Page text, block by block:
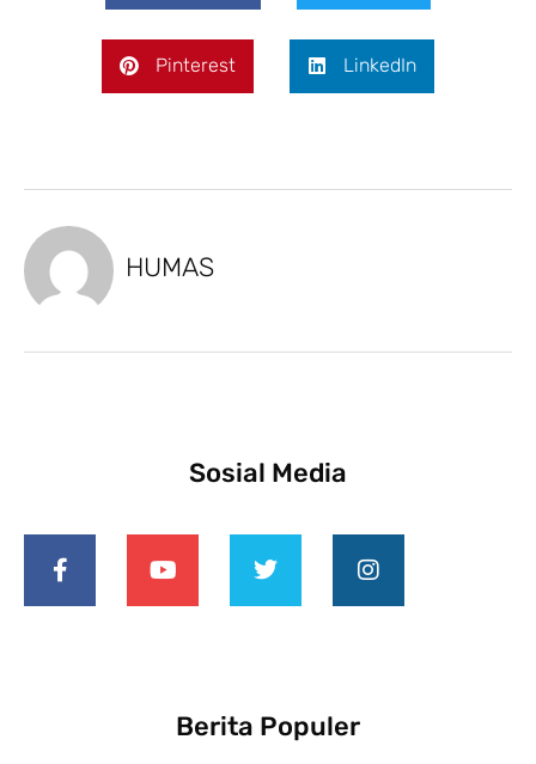
Pinterest LinkedIn
HUMAS
Sosial Media
Berita Populer